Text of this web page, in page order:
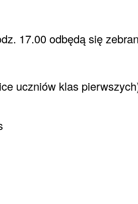
17.00 odbędą się
uczniów klas